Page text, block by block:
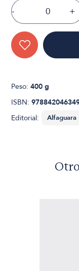
- +
Peso:400 g
ISBN:
Editorial: